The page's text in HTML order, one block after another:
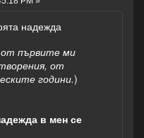
надежда
първите ми
от
години.)
в мен се